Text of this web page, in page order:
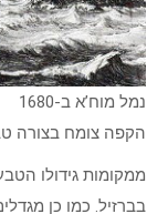
נמל מוח’א ב-1680
הקפה צומח בצורה
ממקומות גידולו
בברזיל. כמו כן